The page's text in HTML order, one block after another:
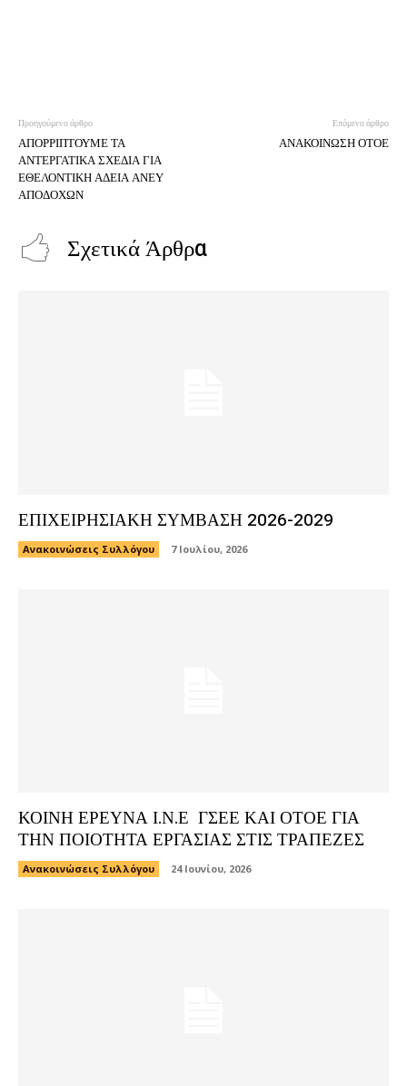
Προηγούμενο άρθρο
ΑΠΟΡΡΙΠΤΟΥΜΕ ΤΑ
ΑΝΤΕΡΓΑΤΙΚΑ ΣΧΕΔΙΑ ΓΙΑ
ΕΘΕΛΟΝΤΙΚΗ ΑΔΕΙΑ ΑΝΕΥ
ΑΠΟΔΟΧΩΝ
Επόμενο άρθρο
ΑΝΑΚΟΙΝΩΣΗ ΟΤΟΕ
Σχετικά Άρθρα
ΕΠΙΧΕΙΡΗΣΙΑΚΗ ΣΥΜΒΑΣΗ 2026-2029
Ανακοινώσεις Συλλόγου 7 Ιουλίου, 2026
ΚΟΙΝΗ ΕΡΕΥΝΑ Ι.Ν.Ε ΓΣΕΕ ΚΑΙ ΟΤΟΕ ΓΙΑ
ΤΗΝ ΠΟΙΟΤΗΤΑ ΕΡΓΑΣΙΑΣ ΣΤΙΣ ΤΡΑΠΕΖΕΣ
Ανακοινώσεις Συλλόγου 24 Ιουνίου, 2026